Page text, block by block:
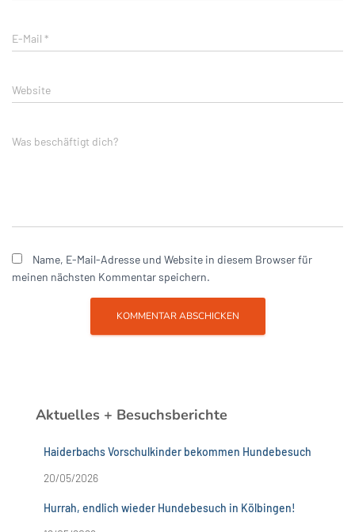
E-Mail *
Website
Was beschäftigt dich?
Name, E-Mail-Adresse und Website in diesem Browser für
meinen nächsten Kommentar speichern.
Aktuelles + Besuchsberichte
Haiderbachs Vorschulkinder bekommen Hundebesuch
20/05/2026
Hurrah, endlich wieder Hundebesuch in Kölbingen!